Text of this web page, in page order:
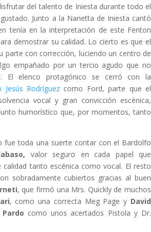
del talento de Iniesta durante todo el
Junto a la Nanetta de Iniesta cantó
tenía en la interpretación de este Fenton
demostrar su calidad. Lo cierto es que el
parte con corrección, luciendo un centro de
empañado por un tercio agudo que no
El elenco protagónico se cerró con la
Jesús Rodríguez como Ford, parte que el
vocal y gran convicción escénica,
humorístico que, por momentos, tanto
fue toda una suerte contar con el Bardolfo
valor seguro en cada papel que
tanto escénica como vocal. El resto
sobradamente cubiertos gracias al buen
, que firmó una Mrs. Quickly de muchos
, como una correcta Meg Page y David
como unos acertados Pistola y Dr.